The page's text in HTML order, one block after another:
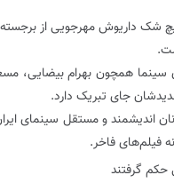
شک داریوش مهرجویی از
همچون بهرام بیضایی،
جای تبریک دارد.
‌اندیشمند و مستقل سینمای
فیلم‌های فاخر.
حکم گرفتند